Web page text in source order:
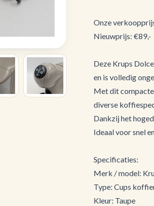
Onze
Nieuwprijs: €89,-
Deze Krups
en is volledig
Met dit compacte
diverse
Dankzij het
Ideaal voor snel
Specificaties:
Merk / model:
Type: Cups
Kleur: Taupe